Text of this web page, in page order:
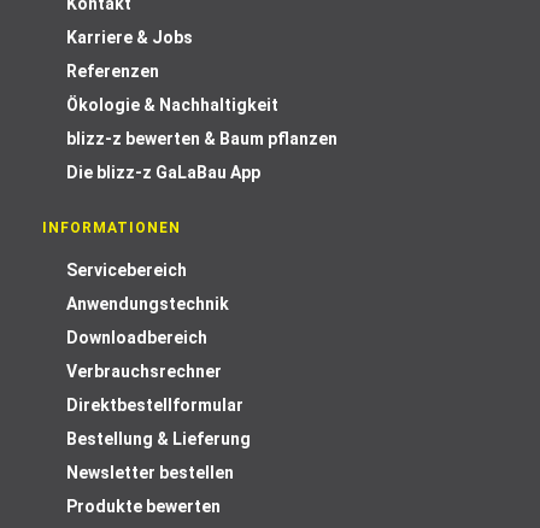
Karriere & Jobs
Referenzen
Ökologie & Nachhaltigkeit
blizz-z bewerten & Baum pflanzen
Die blizz-z GaLaBau App
INFORMATIONEN
Servicebereich
Anwendungstechnik
Downloadbereich
Verbrauchsrechner
Direktbestellformular
Bestellung & Lieferung
Newsletter bestellen
Produkte bewerten